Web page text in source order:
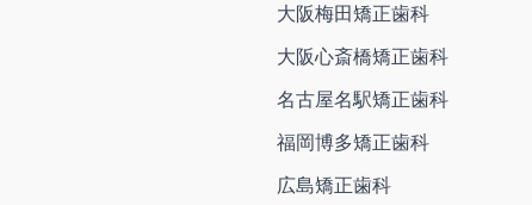
大阪梅田矯正歯科
大阪心斎橋矯正歯科
名古屋名駅矯正歯科
福岡博多矯正歯科
広島矯正歯科